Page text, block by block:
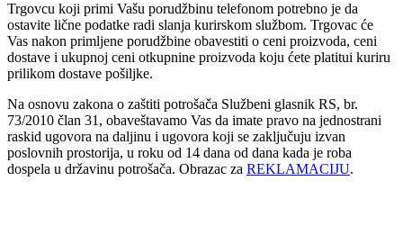
Trgovcu koji primi Vašu porudžbinu telefonom potrebno je da
ostavite lične podatke radi slanja kurirskom službom. Trgovac će
Vas nakon primljene porudžbine obavestiti o ceni proizvoda, ceni
dostave i ukupnoj ceni otkupnine proizvoda koju ćete platitui kuriru
prilikom dostave pošiljke.
Na osnovu zakona o zaštiti potrošača Službeni glasnik RS, br.
73/2010 član 31, obaveštavamo Vas da imate pravo na jednostrani
raskid ugovora na daljinu i ugovora koji se zaključuju izvan
poslovnih prostorija, u roku od 14 dana od dana kada je roba
dospela u državinu potrošača. Obrazac za REKLAMACIJU.